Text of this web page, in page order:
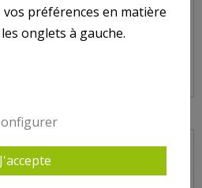
90 DIAM.45CM X
préférences en matière
onglets à gauche.
J'accepte